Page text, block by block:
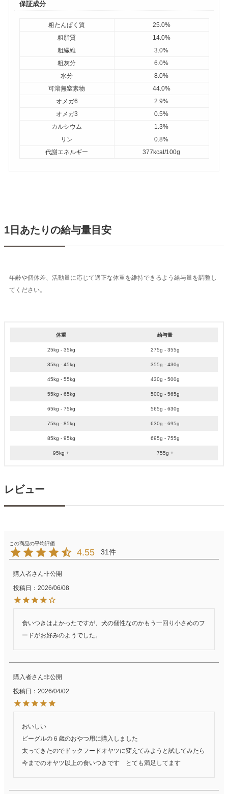
保証成分
粗たんぱく質
25.0%
粗脂質
14.0%
粗繊維
3.0%
粗灰分
6.0%
水分
8.0%
可溶無窒素物
44.0%
オメガ6
2.9%
オメガ3
0.5%
カルシウム
1.3%
リン
0.8%
代謝エネルギー
377kcal/100g
1日あたりの給与量目安
年齢や個体差、活動量に応じて適正な体重を維持できるよう給与量を調整し
てください。
体重 給与量
25kg - 35kg 275g - 355g
35kg - 45kg 355g - 430g
45kg - 55kg 430g - 500g
55kg - 65kg 500g - 565g
65kg - 75kg 565g - 630g
75kg - 85kg 630g - 695g
85kg - 95kg 695g - 755g
95kg + 755g +
レビュー
4.55 31
購入者
非公開
投稿日
2026/06/08
食いつきはよかったですが、犬の個性なのかもう一回り小さめのフ
ードがお好みのようでした。
購入者
非公開
投稿日
2026/04/02
おいしい
ビーグルの６歳のおやつ用に購入しました
太ってきたのでドックフードオヤツに変えてみようと試してみたら
今までのオヤツ以上の食いつきです　とても満足してます